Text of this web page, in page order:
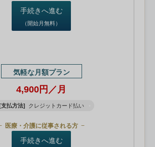
手続きへ進む
（開始月無料）
気軽な月額プラン
4,900円／月
払方法] クレジットカード払い
医療・介護に従事される方
手続きへ進む